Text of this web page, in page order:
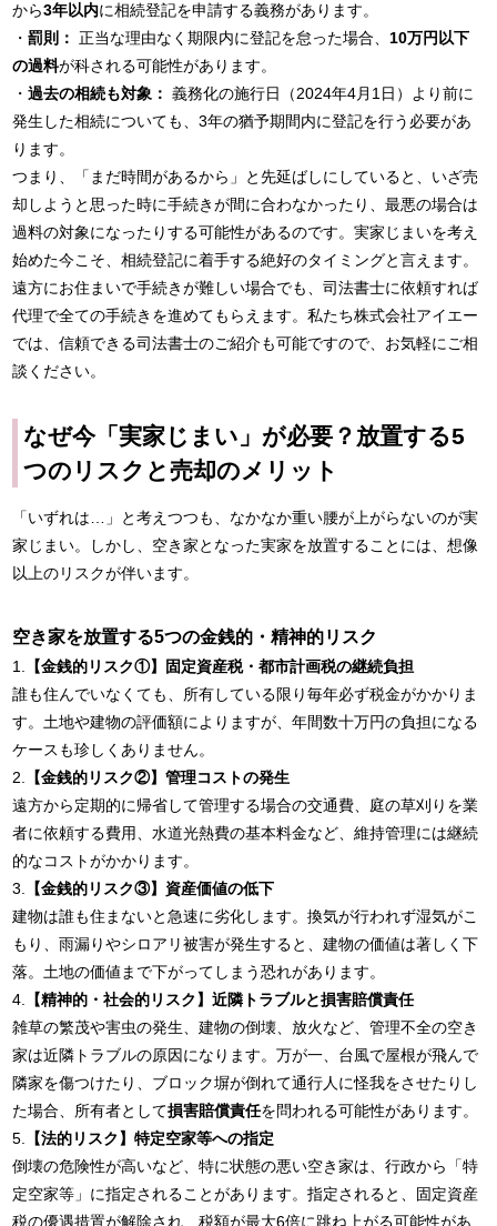
から3年以内に相続登記を申請する義務があります。
・罰則： 正当な理由なく期限内に登記を怠った場合、10万円以下
の過料が科される可能性があります。
・過去の相続も対象： 義務化の施行日（2024年4月1日）より前に
発生した相続についても、3年の猶予期間内に登記を行う必要があ
ります。
つまり、「まだ時間があるから」と先延ばしにしていると、いざ売
却しようと思った時に手続きが間に合わなかったり、最悪の場合は
過料の対象になったりする可能性があるのです。実家じまいを考え
始めた今こそ、相続登記に着手する絶好のタイミングと言えます。
遠方にお住まいで手続きが難しい場合でも、司法書士に依頼すれば
代理で全ての手続きを進めてもらえます。私たち株式会社アイエー
では、信頼できる司法書士のご紹介も可能ですので、お気軽にご相
談ください。
なぜ今「実家じまい」が必要？放置する5
つのリスクと売却のメリット
「いずれは…」と考えつつも、なかなか重い腰が上がらないのが実
家じまい。しかし、空き家となった実家を放置することには、想像
以上のリスクが伴います。
空き家を放置する5つの金銭的・精神的リスク
1. 【金銭的リスク①】固定資産税・都市計画税の継続負担
誰も住んでいなくても、所有している限り毎年必ず税金がかかりま
す。土地や建物の評価額によりますが、年間数十万円の負担になる
ケースも珍しくありません。
2. 【金銭的リスク②】管理コストの発生
遠方から定期的に帰省して管理する場合の交通費、庭の草刈りを業
者に依頼する費用、水道光熱費の基本料金など、維持管理には継続
的なコストがかかります。
3. 【金銭的リスク③】資産価値の低下
建物は誰も住まないと急速に劣化します。換気が行われず湿気がこ
もり、雨漏りやシロアリ被害が発生すると、建物の価値は著しく下
落。土地の価値まで下がってしまう恐れがあります。
4. 【精神的・社会的リスク】近隣トラブルと損害賠償責任
雑草の繁茂や害虫の発生、建物の倒壊、放火など、管理不全の空き
家は近隣トラブルの原因になります。万が一、台風で屋根が飛んで
隣家を傷つけたり、ブロック塀が倒れて通行人に怪我をさせたりし
た場合、所有者として損害賠償責任を問われる可能性があります。
5. 【法的リスク】特定空家等への指定
倒壊の危険性が高いなど、特に状態の悪い空き家は、行政から「特
定空家等」に指定されることがあります。指定されると、固定資産
税の優遇措置が解除され、税額が最大6倍に跳ね上がる可能性があ